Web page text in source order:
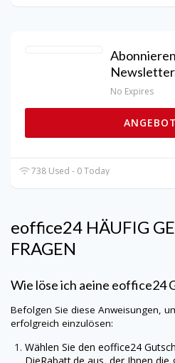
No Expires
ANGEBOT
738 Used - 0 Today
eoffice24 HÄUFIG
FRAGEN
Wie löse ich aeine eoffice24
Befolgen Sie diese Anweisungen,
erfolgreich einzulösen:
Wählen Sie den eoffice24